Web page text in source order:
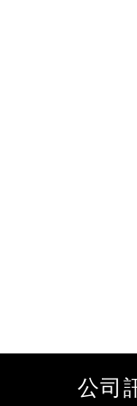
公司